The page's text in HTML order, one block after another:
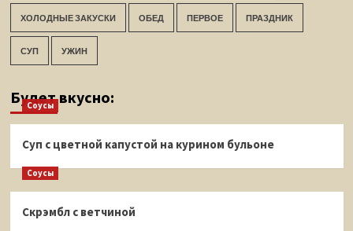
ХОЛОДНЫЕ ЗАКУСКИ ОБЕД ПЕРВОЕ ПРАЗДНИК
СУП УЖИН
Будет вкусно:
Соусы
Суп с цветной капустой на курином бульоне
Соусы
Скрэмбл с ветчиной